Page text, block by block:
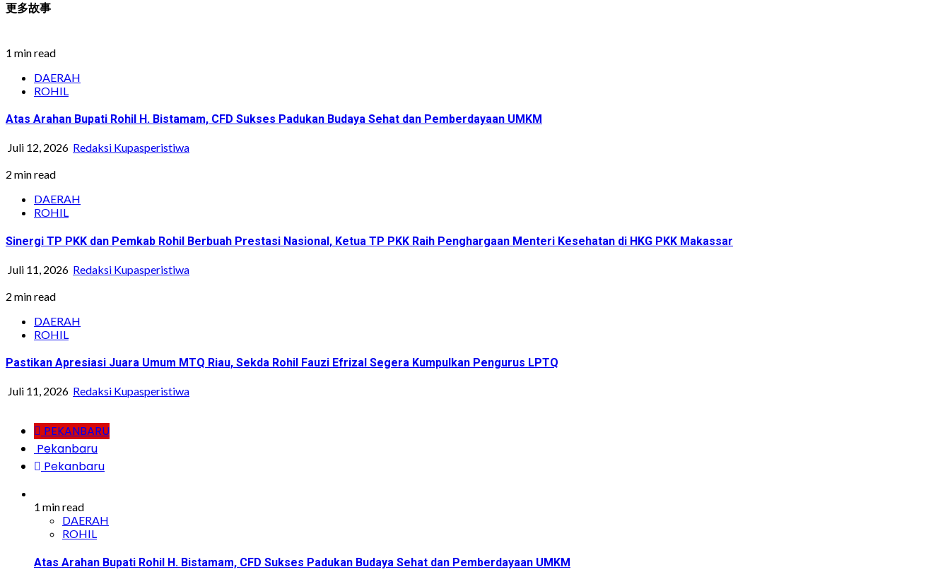
更多故事
1 min read
DAERAH
ROHIL
Atas Arahan Bupati Rohil H. Bistamam, CFD Sukses Padukan Budaya Sehat dan Pemberdayaan UMKM
Juli 12, 2026 Redaksi Kupasperistiwa
2 min read
DAERAH
ROHIL
Sinergi TP PKK dan Pemkab Rohil Berbuah Prestasi Nasional, Ketua TP PKK Raih Penghargaan Menteri Kesehatan di HKG PKK Makassar
Juli 11, 2026 Redaksi Kupasperistiwa
2 min read
DAERAH
ROHIL
Pastikan Apresiasi Juara Umum MTQ Riau, Sekda Rohil Fauzi Efrizal Segera Kumpulkan Pengurus LPTQ
Juli 11, 2026 Redaksi Kupasperistiwa
PEKANBARU
Pekanbaru
Pekanbaru
1 min read
DAERAH
ROHIL
Atas Arahan Bupati Rohil H. Bistamam, CFD Sukses Padukan Budaya Sehat dan Pemberdayaan UMKM